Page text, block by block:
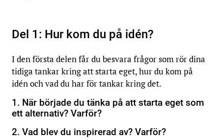
Del 1: Hur kom du på idén?
I den första delen får du besvara frågor som rör dina
tidiga tankar kring att starta eget, hur du kom på
idén och vad du har för tankar kring det.
1. När började du tänka på att starta eget som
ett alternativ? Varför?
2. Vad blev du inspirerad av? Varför?